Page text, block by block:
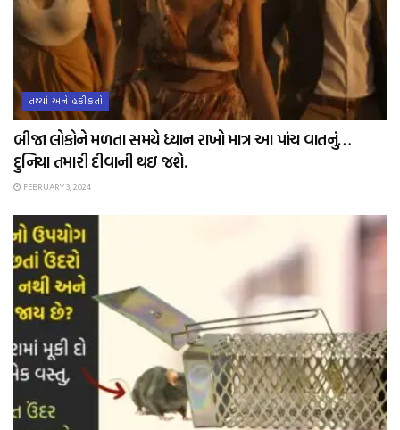
તથ્યો અને હકીકતો
બીજા લોકોને મળતા સમયે ધ્યાન રાખો માત્ર આ પાંચ વાતનું…
દુનિયા તમારી દીવાની થઇ જશે.
FEBRUARY 3, 2024